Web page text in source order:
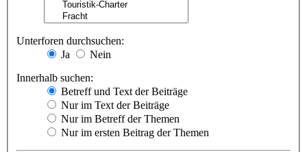
Unterforen durchsuchen:
Ja
Nein
Innerhalb suchen:
Betreff und Text der Beiträge
Nur im Text der Beiträge
Nur im Betreff der Themen
Nur im ersten Beitrag der Themen